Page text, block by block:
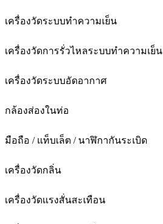
เครื่องวัดระบบทำความเย็น
เครื่องวัดการรั่วไหลระบบทำความเย็น
เครื่องวัดระบบอัดอากาศ
กล้องส่องในท่อ
มือถือ / แท็บเล็ต / นาฬิกากันระเบิด
เครื่องวัดกลิ่น
เครื่องวัดแรงสั่นสะเทือน